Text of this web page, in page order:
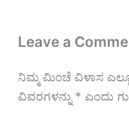
Leave a
ನಿಮ್ಮ ಮಿಂಚೆ ವಿಳಾಸ ಎಲ್ಲೂ
ವಿವರಗಳನ್ನು * ಎಂದು